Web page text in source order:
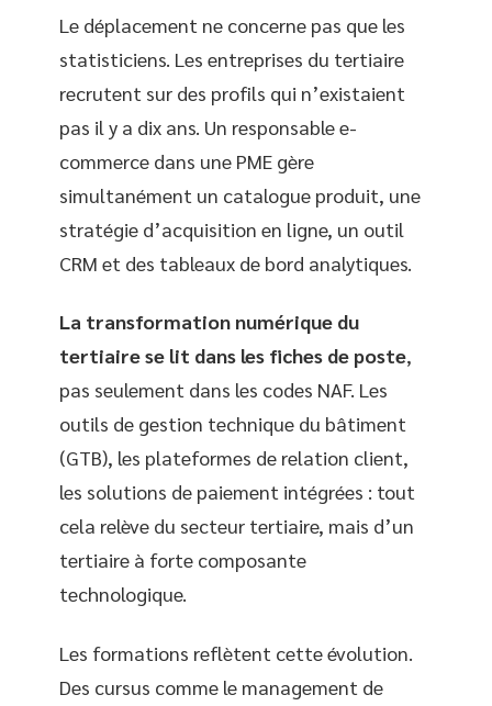
Le déplacement ne concerne pas que les
statisticiens. Les entreprises du tertiaire
recrutent sur des profils qui n’existaient
pas il y a dix ans. Un responsable e-
commerce dans une PME gère
simultanément un catalogue produit, une
stratégie d’acquisition en ligne, un outil
CRM et des tableaux de bord analytiques.
La transformation numérique du
tertiaire se lit dans les fiches de poste,
pas seulement dans les codes NAF. Les
outils de gestion technique du bâtiment
(GTB), les plateformes de relation client,
les solutions de paiement intégrées : tout
cela relève du secteur tertiaire, mais d’un
tertiaire à forte composante
technologique.
Les formations reflètent cette évolution.
Des cursus comme le management de